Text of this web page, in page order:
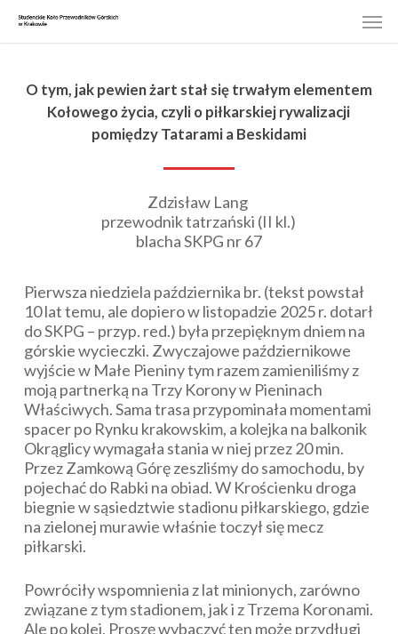
O tym, jak pewien żart stał się trwałym elementem
Kołowego życia, czyli o piłkarskiej rywalizacji
pomiędzy Tatarami a Beskidami
Zdzisław Lang
przewodnik tatrzański (II kl.)
blacha SKPG nr 67
Pierwsza niedziela października br. (tekst powstał
10 lat temu, ale dopiero w listopadzie 2025 r. dotarł
do SKPG – przyp. red.) była przepięknym dniem na
górskie wycieczki. Zwyczajowe październikowe
wyjście w Małe Pieniny tym razem zamieniliśmy z
moją partnerką na Trzy Korony w Pieninach
Właściwych. Sama trasa przypominała momentami
spacer po Rynku krakowskim, a kolejka na balkonik
Okrąglicy wymagała stania w niej przez 20 min.
Przez Zamkową Górę zeszliśmy do samochodu, by
pojechać do Rabki na obiad. W Krościenku droga
biegnie w sąsiedztwie stadionu piłkarskiego, gdzie
na zielonej murawie właśnie toczył się mecz
piłkarski.
Powróciły wspomnienia z lat minionych, zarówno
związane z tym stadionem, jak i z Trzema Koronami.
Ale po kolei. Proszę wybaczyć ten może przydługi